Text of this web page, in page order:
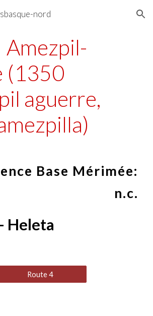
Skip to navigation
nord
Amezpil-
(1350
aguerre,
Base Mérimée:
n.c.
Heleta
Route 4